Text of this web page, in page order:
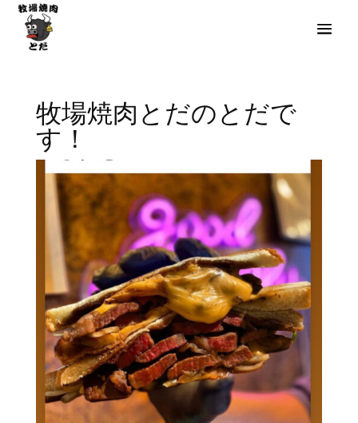
牧場焼肉とだのとだで
す！